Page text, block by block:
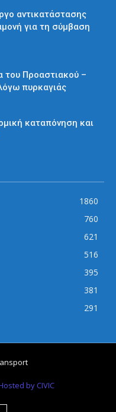
αντικατάστασης
για τη σύμβαση
του Προαστιακού –
πυρκαγιάς
καταπόνηση και
1860
760
621
516
395
381
291
by CIVIC